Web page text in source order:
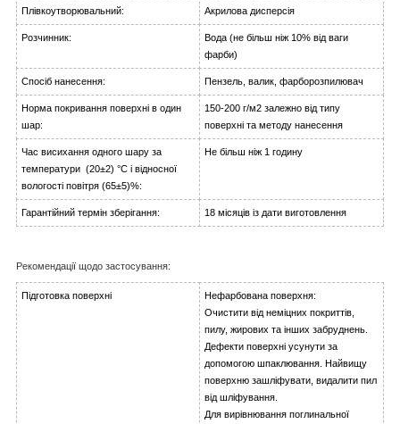
Плівкоутворювальний: Акрилова дисперсія
Розчинник:
Вода (не більш ніж 10% від ваги
фарби)
Спосіб нанесення: Пензель, валик, фарборозпилювач
Норма покривання поверхні в один
шар:
150-200 г/м2 залежно від типу
поверхні та методу нанесення
Час висихання одного шару за
температури (20±2) °C і відносної
вологості повітря (65±5)%:
Не більш ніж 1 годину
Гарантійний термін зберігання: 18 місяців із дати виготовлення
Рекомендації щодо застосування:
Підготовка поверхні
Нефарбована поверхня:
Очистити від неміцних покриттів,
пилу, жирових та інших забруднень.
Дефекти поверхні усунути за
допомогою шпаклювання. Найвищу
поверхню зашліфувати, видалити пил
від шліфування.
Для вирівнювання поглинальної